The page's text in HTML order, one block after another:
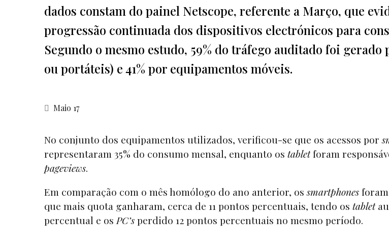
dados constam do painel Netscope, referente a Março, que
progressão continuada dos dispositivos electrónicos para
Segundo o mesmo estudo, 59% do tráfego auditado foi gerado
ou portáteis) e 41% por equipamentos móveis.
Maio 17
No conjunto dos equipamentos utilizados, verificou-se que os acessos por
representaram 35% do consumo mensal, enquanto os tabletforam
pageviews.
Em comparação com o mês homólogo do ano anterior, ossmartphones
que mais quota ganharam, cerca de 11 pontos percentuais, tendo os tablet
percentual e osPC’sperdido 12 pontos percentuais no mesmo período.